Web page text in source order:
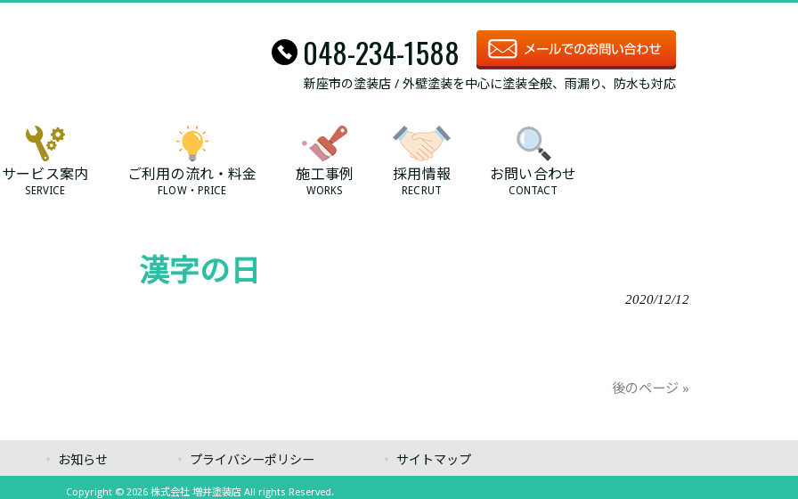
048-234-1588
新座市の塗装店 / 外壁塗装を中心に塗装全般、雨漏り、防水も対応
サービス案内
SERVICE
ご利用の流れ・料金
FLOW・PRICE
施工事例
WORKS
採用情報
RECRUT
お問い合わせ
CONTACT
漢字の日
2020/12/12
後のページ »
お知らせ プライバシーポリシー サイトマップ
Copyright © 2026 株式会社 増井塗装店 All rights Reserved.